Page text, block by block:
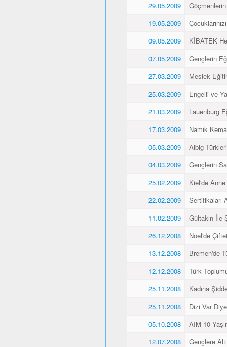
29.05.2009
Göçmenlerin
19.05.2009
09.05.2009
KİBATEK
07.05.2009
Gençlerin
27.03.2009
Meslek
25.03.2009
Engelli ve
21.03.2009
Lauenburg
17.03.2009
Namık
05.03.2009
Albig
04.03.2009
Gençlerin
25.02.2009
Kiel'de
22.02.2009
Sertifikaları
11.02.2009
Gültakın İle
26.12.2008
Noel'de
13.12.2008
Bremen'de
12.12.2008
Türk
25.11.2008
Kadına
25.11.2008
Dizi Var
05.10.2008
AIM 10
12.07.2008
Gençlere